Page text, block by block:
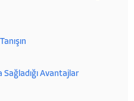
Sağladığı Avantajlar